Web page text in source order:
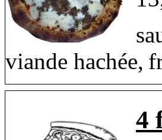
viande hachée,
4